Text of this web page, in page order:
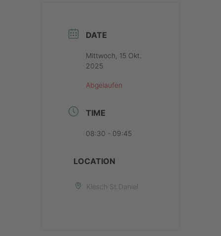
DATE
Mittwoch, 15 Okt.
2025
Abgelaufen
TIME
08:30 - 09:45
LOCATION
Klesch St.Daniel